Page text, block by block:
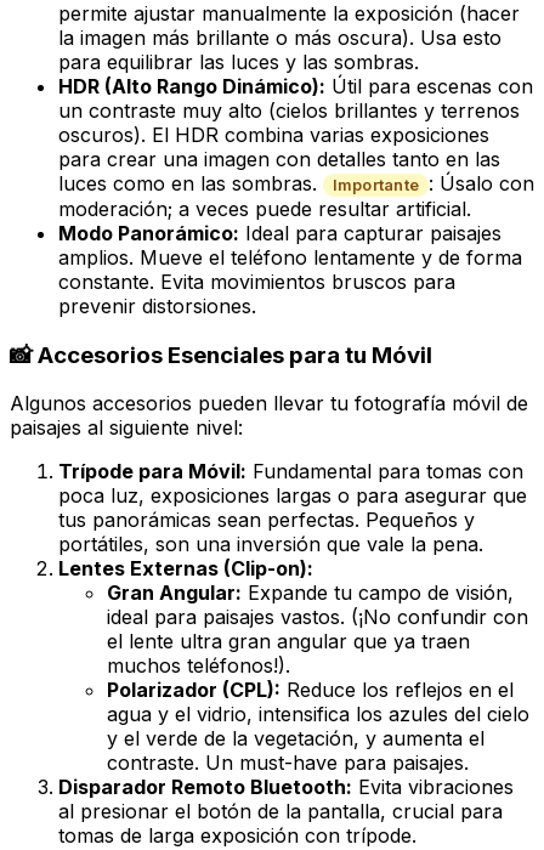
permite ajustar manualmente la exposición (hacer
la imagen más brillante o más oscura). Usa esto
para equilibrar las luces y las sombras.
HDR (Alto Rango Dinámico): Útil para escenas con
un contraste muy alto (cielos brillantes y terrenos
oscuros). El HDR combina varias exposiciones
para crear una imagen con detalles tanto en las
luces como en las sombras.
Importante : Úsalo con
moderación; a veces puede resultar artificial.
Modo Panorámico: Ideal para capturar paisajes
amplios. Mueve el teléfono lentamente y de forma
constante. Evita movimientos bruscos para
prevenir distorsiones.
📸 Accesorios Esenciales para tu Móvil
Algunos accesorios pueden llevar tu fotografía móvil de
paisajes al siguiente nivel:
Trípode para Móvil: Fundamental para tomas con
poca luz, exposiciones largas o para asegurar que
tus panorámicas sean perfectas. Pequeños y
portátiles, son una inversión que vale la pena.
Lentes Externas (Clip-on):
Gran Angular: Expande tu campo de visión,
ideal para paisajes vastos. (¡No confundir con
el lente ultra gran angular que ya traen
muchos teléfonos!).
Polarizador (CPL): Reduce los reflejos en el
agua y el vidrio, intensifica los azules del cielo
y el verde de la vegetación, y aumenta el
contraste. Un must-have para paisajes.
Disparador Remoto Bluetooth: Evita vibraciones
al presionar el botón de la pantalla, crucial para
tomas de larga exposición con trípode.